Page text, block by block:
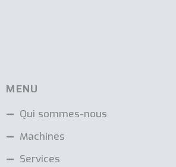
MENU
Qui sommes-nous
Machines
Services